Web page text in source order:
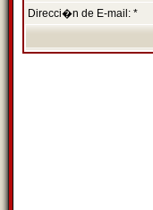
Direcci�n de E-mail: *